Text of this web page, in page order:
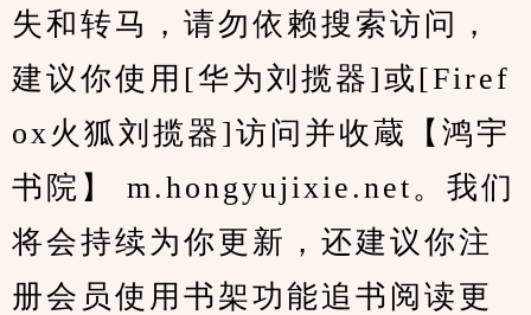
失和转马，请勿依赖搜索访问，
建议你使用[华为刘揽器]或[Firef
ox火狐刘揽器]访问并收蔵【鸿宇
书院】 m.hongyujixie.net。我们
将会持续为你更新，还建议你注
册会员使用书架功能追书阅读更